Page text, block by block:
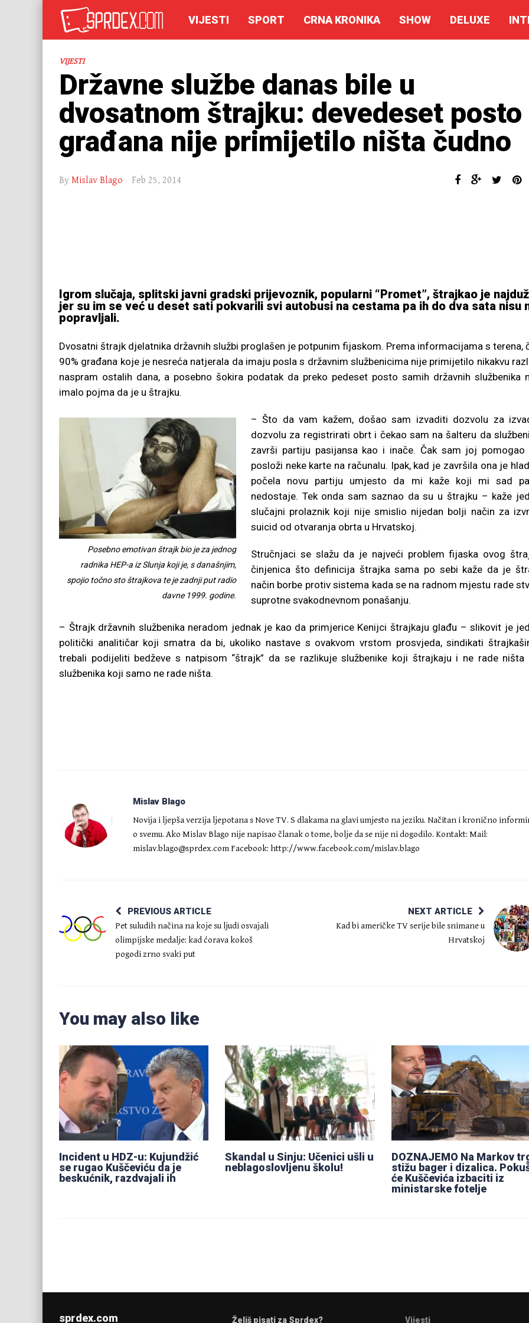
VIJESTI SPORT CRNA KRONIKA SHOW DELUXE
VIJESTI
Državne službe danas bile u
dvosatnom štrajku: devedeset posto
građana nije primijetilo ništa čudno
By Mislav Blago Feb 25, 2014
Igrom slučaja, splitski javni gradski prijevoznik, popularni “Promet”, štrajkao je
jer su im se već u deset sati pokvarili svi autobusi na cestama pa ih do dva sata nisu
popravljali.
Dvosatni štrajk djelatnika državnih službi proglašen je potpunim fijaskom. Prema informacijama s terena,
90% građana koje je nesreća natjerala da imaju posla s državnim službenicima nije primijetilo nikakvu
naspram ostalih dana, a posebno šokira podatak da preko pedeset posto samih državnih službenika
imalo pojma da je u štrajku.
Posebno emotivan štrajk bio je za jednog
radnika HEP-a iz Slunja koji je, s današnjim,
spojio točno sto štrajkova te je zadnji put radio
davne 1999. godine.
– Što da vam kažem, došao sam izvaditi dozvolu za
dozvolu za registrirati obrt i čekao sam na šalteru da
završi partiju pasijansa kao i inače. Čak sam joj pomogao
posloži neke karte na računalu. Ipak, kad je završila ona je
počela novu partiju umjesto da mi kaže koji mi sad
nedostaje. Tek onda sam saznao da su u štrajku – kaže
slučajni prolaznik koji nije smislio nijedan bolji način za
suicid od otvaranja obrta u Hrvatskoj.
Stručnjaci se slažu da je najveći problem fijaska ovog
činjenica što definicija štrajka sama po sebi kaže da je
način borbe protiv sistema kada se na radnom mjestu rade
suprotne svakodnevnom ponašanju.
– Štrajk državnih službenika neradom jednak je kao da primjerice Kenijci štrajkaju glađu – slikovit je
politički analitičar koji smatra da bi, ukoliko nastave s ovakvom vrstom prosvjeda, sindikati
trebali podijeliti bedževe s natpisom “štrajk” da se razlikuje službenike koji štrajkaju i ne rade ništa
službenika koji samo ne rade ništa.
Mislav Blago
Novija i ljepša verzija ljepotana s Nove TV. S dlakama na glavi umjesto na jeziku. Načitan i kronično
o svemu. Ako Mislav Blago nije napisao članak o tome, bolje da se nije ni dogodilo. Kontakt: Mail:
mislav.blago@sprdex.com Facebook: http://www.facebook.com/mislav.blago
PREVIOUS ARTICLE
Pet suludih načina na koje su ljudi osvajali
olimpijske medalje: kad ćorava kokoš
pogodi zrno svaki put
NEXT ARTICLE
Kad bi američke TV serije bile snimane u
Hrvatskoj
You may also like
Incident u HDZ-u: Kujundžić
se rugao Kuščeviću da je
beskućnik, razdvajali ih
Skandal u Sinju: Učenici ušli u
neblagoslovljenu školu!
DOZNAJEMO Na Markov
stižu bager i dizalica.
će Kuščevića izbaciti iz
ministarske fotelje
sprdex.com Želiš pisati za Sprdex? Vijesti